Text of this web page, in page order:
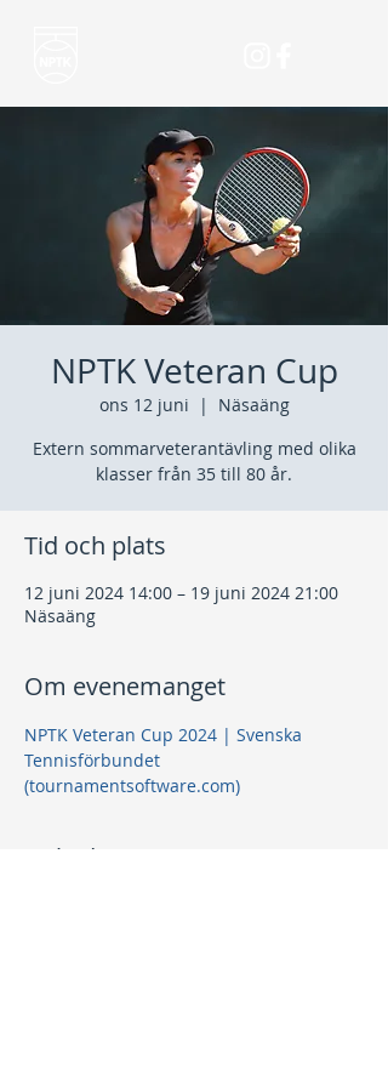
NPTK Veteran Cup
ons 12 juni
  |
Näsaäng
Extern sommarveterantävling med olika
klasser från 35 till 80 år.
Tid och plats
12 juni 2024 14:00 – 19 juni 2024 21:00
Näsaäng
Om evenemanget
NPTK Veteran Cup 2024 | Svenska
Tennisförbundet
(tournamentsoftware.com)
Dela detta evenemang